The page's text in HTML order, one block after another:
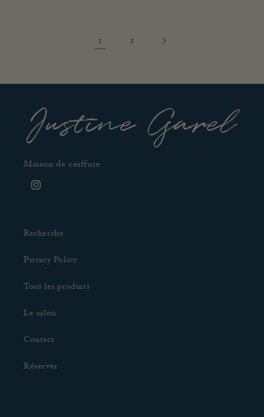
1 2
Justine Garel
Maison de coiffure
Instagram
Recherche
Privacy Policy
Tous les produits
Le salon
Contact
Réserver